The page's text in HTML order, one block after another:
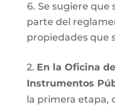
Se sugiere que
parte del
propiedades que
2. En la Oficina
Instrumentos
la primera etapa,